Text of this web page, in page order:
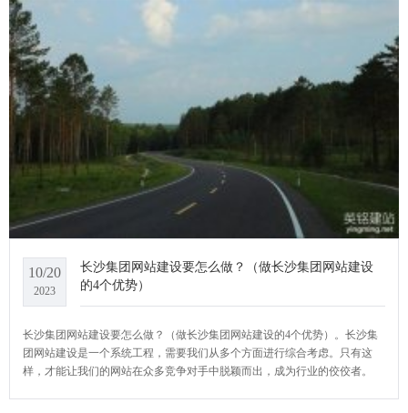
10/20
2023
长沙集团网站建设要怎么做？（做长沙集团网站建设
的4个优势）
长沙集团网站建设要怎么做？（做长沙集团网站建设的4个优势）。长沙集
团网站建设是一个系统工程，需要我们从多个方面进行综合考虑。只有这
样，才能让我们的网站在众多竞争对手中脱颖而出，成为行业的佼佼者。